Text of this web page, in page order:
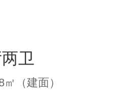
卫
（建面）